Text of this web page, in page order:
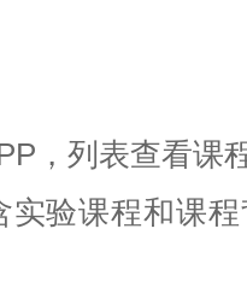
，列表查看课
实验课程和课